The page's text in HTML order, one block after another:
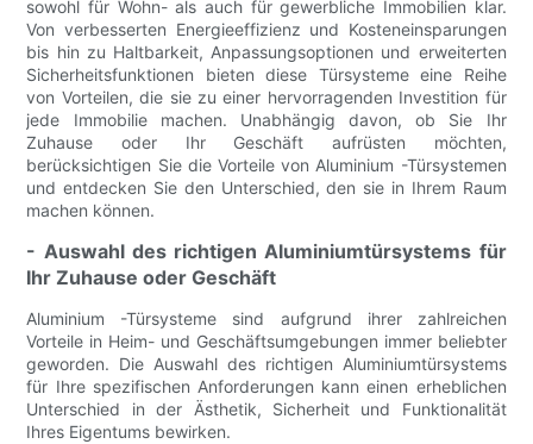
sowohl für Wohn- als auch für gewerbliche Immobilien klar.
Von verbesserten Energieeffizienz und Kosteneinsparungen
bis hin zu Haltbarkeit, Anpassungsoptionen und erweiterten
Sicherheitsfunktionen bieten diese Türsysteme eine Reihe
von Vorteilen, die sie zu einer hervorragenden Investition für
jede Immobilie machen. Unabhängig davon, ob Sie Ihr
Zuhause oder Ihr Geschäft aufrüsten möchten,
berücksichtigen Sie die Vorteile von Aluminium -Türsystemen
und entdecken Sie den Unterschied, den sie in Ihrem Raum
machen können.
- Auswahl des richtigen Aluminiumtürsystems für
Ihr Zuhause oder Geschäft
Aluminium -Türsysteme sind aufgrund ihrer zahlreichen
Vorteile in Heim- und Geschäftsumgebungen immer beliebter
geworden. Die Auswahl des richtigen Aluminiumtürsystems
für Ihre spezifischen Anforderungen kann einen erheblichen
Unterschied in der Ästhetik, Sicherheit und Funktionalität
Ihres Eigentums bewirken.